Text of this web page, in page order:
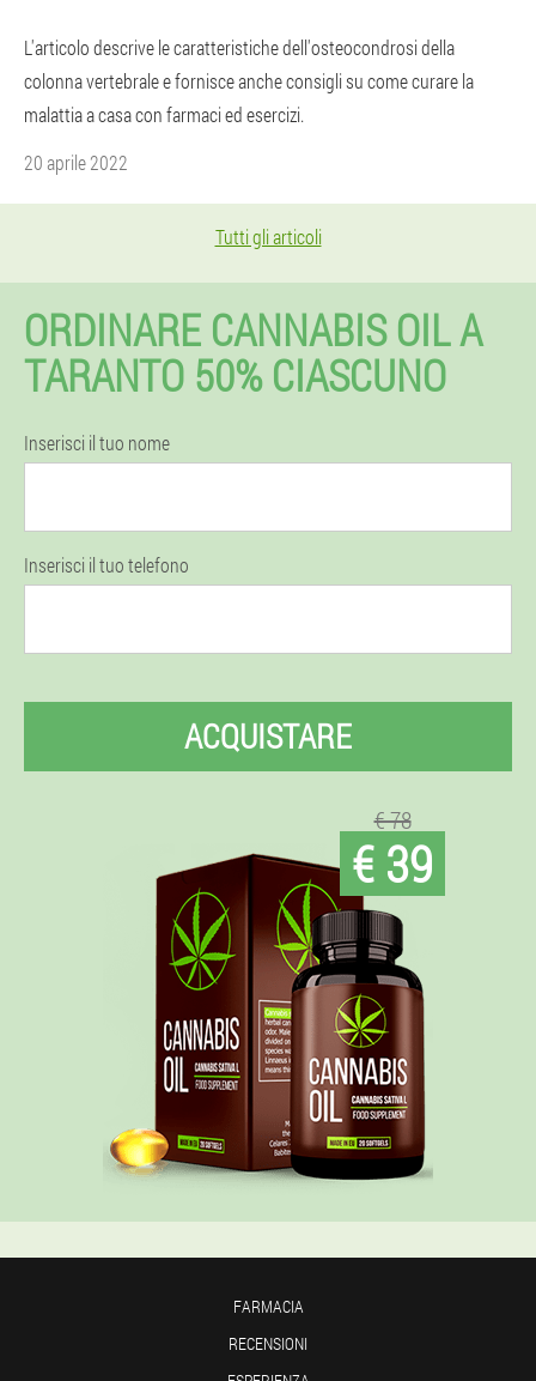
L'articolo descrive le caratteristiche dell'osteocondrosi della
colonna vertebrale e fornisce anche consigli su come curare la
malattia a casa con farmaci ed esercizi.
20 aprile 2022
Tutti gli articoli
ORDINARE CANNABIS OIL A
TARANTO 50% CIASCUNO
Inserisci il tuo nome
Inserisci il tuo telefono
ACQUISTARE
€ 78
€ 39
FARMACIA
RECENSIONI